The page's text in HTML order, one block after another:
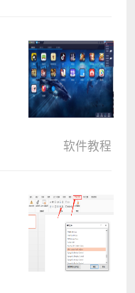
软件教程